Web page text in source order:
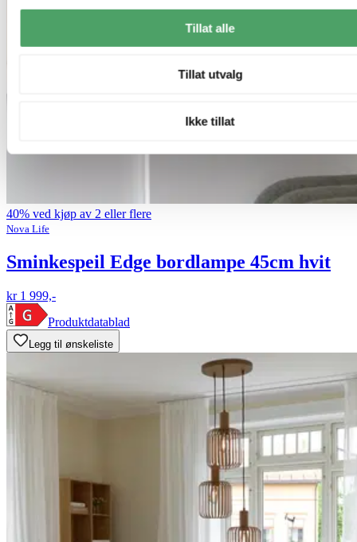
Tillat alle
Tillat utvalg
Ikke tillat
40% ved kjøp av 2 eller flere
Nova Life
Sminkespeil Edge bordlampe 45cm hvit
kr 1 999,-
Produktdatablad
Legg til ønskeliste